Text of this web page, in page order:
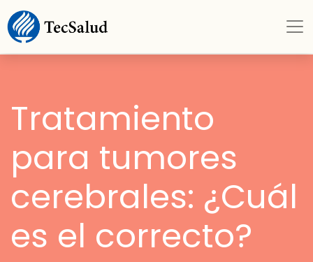
Tratamiento
para tumores
cerebrales: ¿Cuál
es el correcto?